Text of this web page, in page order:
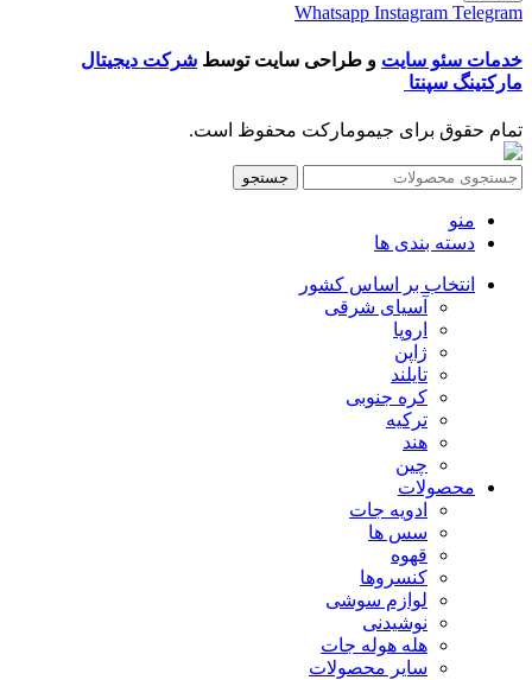
Whatsapp Instagram Telegram
خدمات سئو سایت و طراحی سایت توسط شرکت دیجیتال
مارکتینگ سپنتا
تمام حقوق برای جیمومارکت محفوظ است.
جستجو
منو
دسته بندی ها
انتخاب بر اساس کشور
آسیای شرقی
اروپا
ژاپن
تایلند
کره جنوبی
ترکیه
هند
چین
محصولات
ادویه جات
سس ها
قهوه
کنسروها
لوازم سوشی
نوشیدنی
هله هوله جات
سایر محصولات